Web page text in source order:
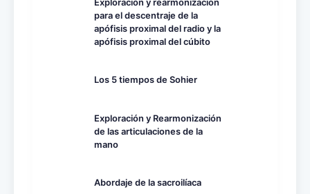
Exploración y rearmonización
para el descentraje de la
apófisis proximal del radio y la
apófisis proximal del cúbito
Los 5 tiempos de Sohier
Exploración y Rearmonización
de las articulaciones de la
mano
Abordaje de la sacroilíaca